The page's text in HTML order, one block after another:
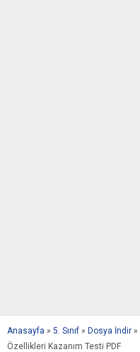
Anasayfa » 5. Sınıf » Dosya İndir »
Özellikleri Kazanım Testi PDF